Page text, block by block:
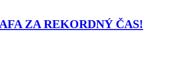
ZA REKORDNÝ ČAS!